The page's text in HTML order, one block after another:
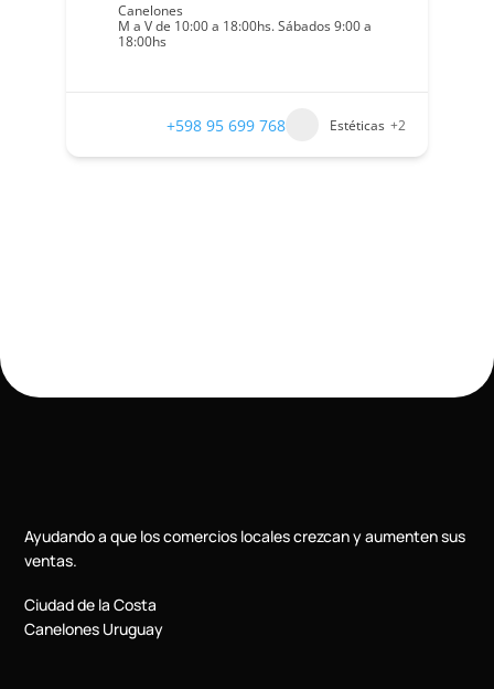
Canelones
M a V de 10:00 a 18:00hs. Sábados 9:00 a
18:00hs
+598 95 699 768 Estéticas +2
Ayudando a que los comercios locales crezcan y aumenten sus
ventas.
Ciudad de la Costa
Canelones Uruguay